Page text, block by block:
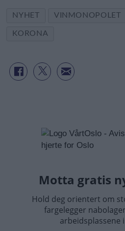
NYHET VINMONOPOLET
KORONA